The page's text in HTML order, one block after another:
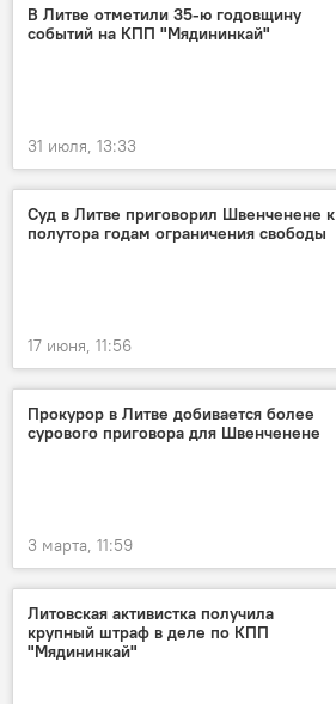
В Литве отметили 35-ю годовщину
событий на КПП "Мядининкай"
31 июля, 13:33
Суд в Литве приговорил Швенченене к
полутора годам ограничения свободы
17 июня, 11:56
Прокурор в Литве добивается более
сурового приговора для Швенченене
3 марта, 11:59
Литовская активистка получила
крупный штраф в деле по КПП
"Мядининкай"